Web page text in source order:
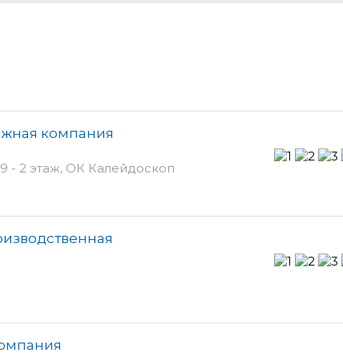
компания
- 2 этаж, ОК Калейдоскоп